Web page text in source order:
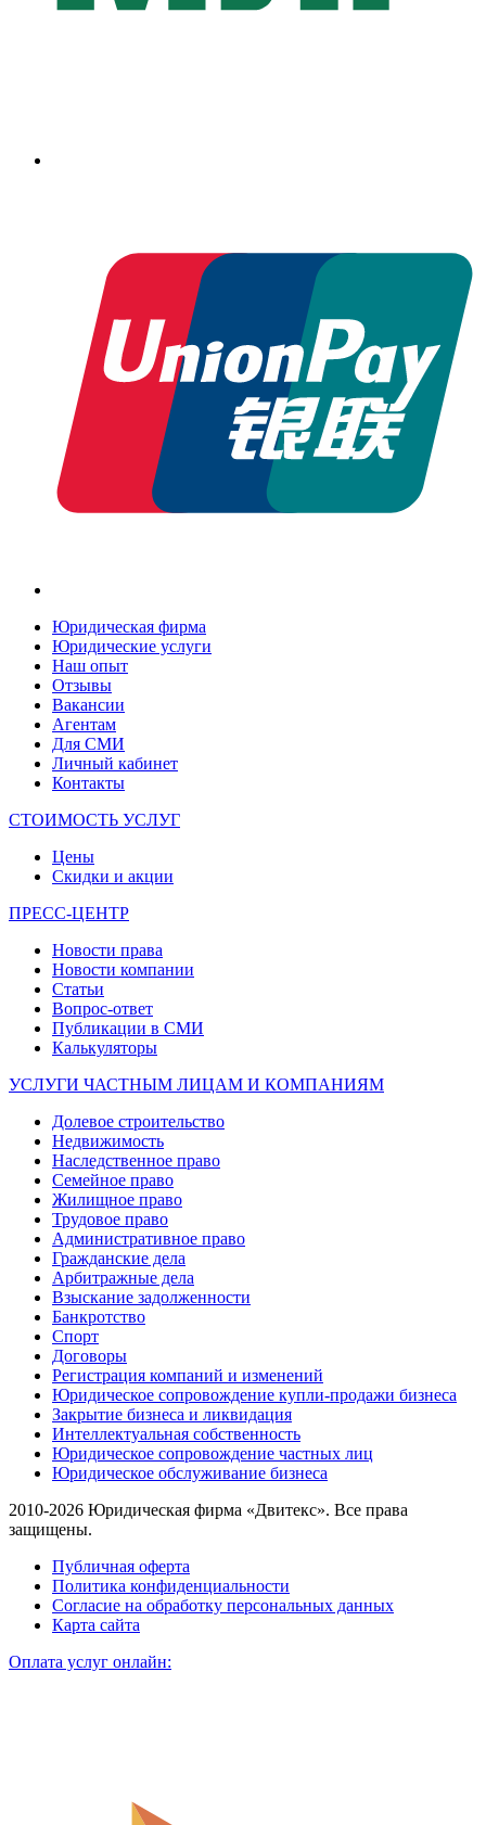
Юридическая фирма
Юридические услуги
Наш опыт
Отзывы
Вакансии
Агентам
Для СМИ
Личный кабинет
Контакты
СТОИМОСТЬ УСЛУГ
Цены
Скидки и акции
ПРЕСС-ЦЕНТР
Новости права
Новости компании
Статьи
Вопрос-ответ
Публикации в СМИ
Калькуляторы
УСЛУГИ ЧАСТНЫМ ЛИЦАМ И КОМПАНИЯМ
Долевое строительство
Недвижимость
Наследственное право
Семейное право
Жилищное право
Трудовое право
Административное право
Гражданские дела
Арбитражные дела
Взыскание задолженности
Банкротство
Спорт
Договоры
Регистрация компаний и изменений
Юридическое сопровождение купли-продажи бизнеса
Закрытие бизнеса и ликвидация
Интеллектуальная собственность
Юридическое сопровождение частных лиц
Юридическое обслуживание бизнеса
2010-2026 Юридическая фирма «Двитекс». Все права
защищены.
Публичная оферта
Политика конфиденциальности
Согласие на обработку персональных данных
Карта сайта
Оплата услуг онлайн: